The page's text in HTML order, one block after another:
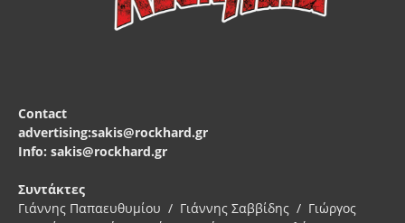
Contact
advertising:sakis@rockhard.gr
Info: sakis@rockhard.gr
Συντάκτες
Γιάννης Παπαευθυμίου / Γιάννης Σαββίδης / Γιώργος